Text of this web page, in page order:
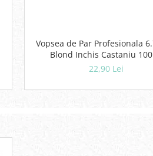
Vopsea de Par Profesionala
Blond Inchis Castaniu
22,90 Lei